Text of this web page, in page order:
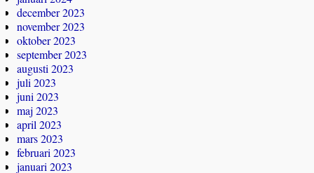
december 2023
november 2023
oktober 2023
september 2023
augusti 2023
juli 2023
juni 2023
maj 2023
april 2023
mars 2023
februari 2023
januari 2023